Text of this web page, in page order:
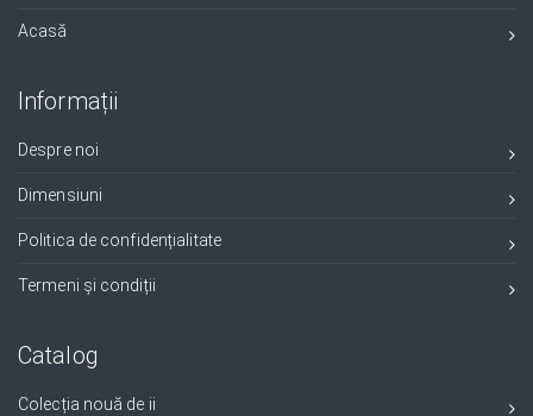
Acasă
Informații
Despre noi
Dimensiuni
Politica de confidențialitate
Termeni și condiții
Catalog
Colecția nouă de ii